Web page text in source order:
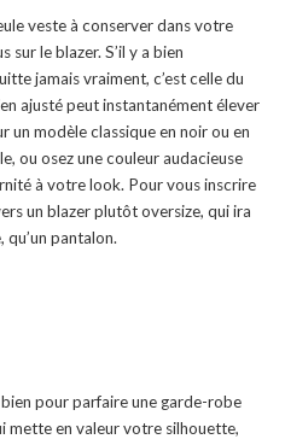
veste à conserver dans votre
sur le blazer. S’il y a bien
jamais vraiment, c’est celle du
ajusté peut instantanément élever
un modèle classique en noir ou en
ou osez une couleur audacieuse
à votre look. Pour vous inscrire
un blazer plutôt oversize, qui ira
qu’un pantalon.
pour parfaire une garde-robe
mette en valeur votre silhouette,